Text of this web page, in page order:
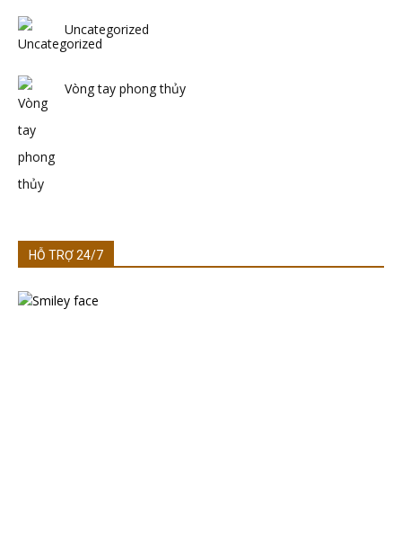
Uncategorized
Vòng tay phong thủy
HỖ TRỢ 24/7